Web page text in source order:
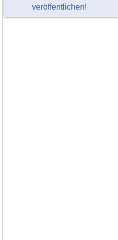
veröffentlichen!